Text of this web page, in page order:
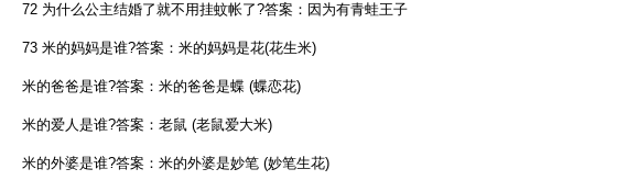
72 为什么公主结婚了就不用挂蚊帐了?答案：因为有青蛙王子
73 米的妈妈是谁?答案：米的妈妈是花(花生米)
米的爸爸是谁?答案：米的爸爸是蝶 (蝶恋花)
米的爱人是谁?答案：老鼠 (老鼠爱大米)
米的外婆是谁?答案：米的外婆是妙笔 (妙笔生花)